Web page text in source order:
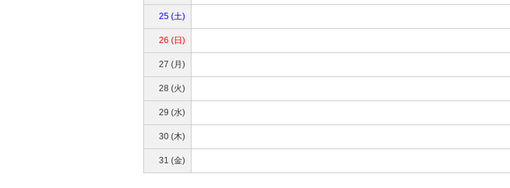
25 (土)
26 (日)
27 (月)
28 (火)
29 (水)
30 (木)
31 (金)